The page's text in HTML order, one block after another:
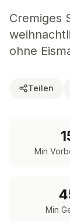
Cremiges
ohne
Teilen
Min
Min